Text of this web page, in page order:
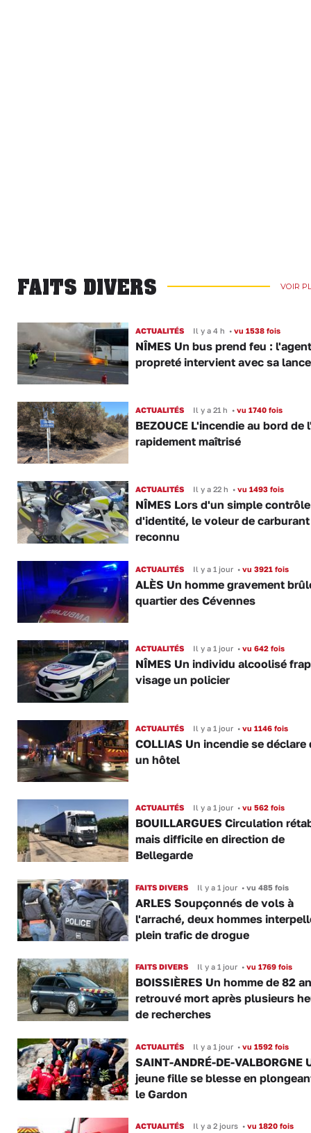
FAITS DIVERS VOIR
ACTUALITÉS Il y a 4 h •vu 1538 fois
NÎMES Un bus prend feu :
propreté intervient avec sa lance
ACTUALITÉS Il y a 21 h •vu 1740 fois
BEZOUCE L'incendie au bord de
rapidement maîtrisé
ACTUALITÉS Il y a 22 h •vu 1493 fois
NÎMES Lors d'un simple contrôle
d'identité, le voleur de
reconnu
ACTUALITÉS Il y a 1 jour •vu 3921 fois
ALÈS Un homme gravement
quartier des Cévennes
ACTUALITÉS Il y a 1 jour •vu 642 fois
NÎMES Un individu alcoolisé
visage un policier
ACTUALITÉS Il y a 1 jour •vu 1146 fois
COLLIAS Un incendie se déclare
un hôtel
ACTUALITÉS Il y a 1 jour •vu 562 fois
BOUILLARGUES Circulation
mais difficile en direction de
Bellegarde
FAITS DIVERS Il y a 1 jour •vu 485 fois
ARLES Soupçonnés de vols à
l'arraché, deux hommes
plein trafic de drogue
FAITS DIVERS Il y a 1 jour •vu 1769 fois
BOISSIÈRES Un homme de 82
retrouvé mort après plusieurs
de recherches
ACTUALITÉS Il y a 1 jour •vu 1592 fois
SAINT-ANDRÉ-DE-VALBORGNE
jeune fille se blesse en
le Gardon
ACTUALITÉS Il y a 2 jours •vu 1820 fois